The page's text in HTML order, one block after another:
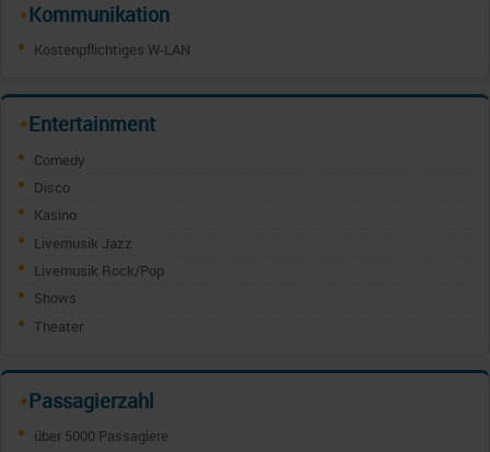
✦Kommunikation
Kostenpflichtiges W-LAN
✦Entertainment
Comedy
Disco
Kasino
Livemusik Jazz
Livemusik Rock/Pop
Shows
Theater
✦Passagierzahl
über 5000 Passagiere